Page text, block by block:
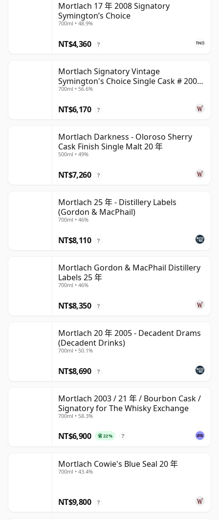
Mortlach 17 年 2008 Signatory
Symington’s Choice
700ml • 48.9%
NT$4,360 ?
Mortlach Signatory Vintage
Symington's Choice Single Cask # 2007
17 年
700ml • 56.6%
NT$6,170 ?
Mortlach Darkness - Oloroso Sherry
Cask Finish Single Malt 20 年
500ml • 49%
NT$7,260 ?
Mortlach 25 年 - Distillery Labels
(Gordon & MacPhail)
700ml • 46%
NT$8,110 ?
Mortlach Gordon & MacPhail Distillery
Labels 25 年
700ml • 46%
NT$8,350 ?
Mortlach 20 年 2005 - Decadent Drams
(Decadent Drinks)
700ml • 50.1%
NT$8,690 ?
Mortlach 2003 / 21 年 / Bourbon Cask /
Signatory for The Whisky Exchange
700ml • 58.3%
NT$6,900 省 22% ?
Mortlach Cowie's Blue Seal 20 年
700ml • 43.4%
NT$9,800 ?